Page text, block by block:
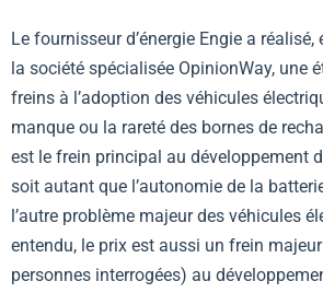
Le fournisseur d’énergie Engie a
la société spécialisée OpinionWay, une
freins à l’adoption des véhicules
manque ou la rareté des bornes de
est le frein principal au développement
soit autant que l’autonomie de la
l’autre problème majeur des véhicules
entendu, le prix est aussi un frein
personnes interrogées) au